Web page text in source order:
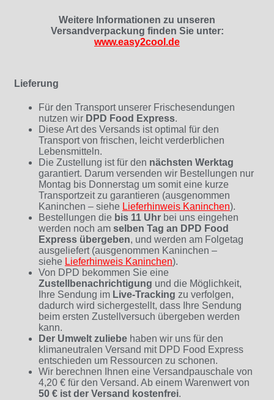
Weitere Informationen zu unseren
Versandverpackung finden Sie unter:
www.easy2cool.de
Lieferung
Für den Transport unserer Frischesendungen
nutzen wir DPD Food Express.
Diese Art des Versands ist optimal für den
Transport von frischen, leicht verderblichen
Lebensmitteln.
Die Zustellung ist für den nächsten Werktag
garantiert. Darum versenden wir Bestellungen nur
Montag bis Donnerstag um somit eine kurze
Transportzeit zu garantieren (ausgenommen
Kaninchen – siehe Lieferhinweis Kaninchen).
Bestellungen die bis 11 Uhr bei uns eingehen
werden noch am selben Tag an DPD Food
Express übergeben, und werden am Folgetag
ausgeliefert (ausgenommen Kaninchen –
siehe Lieferhinweis Kaninchen).
Von DPD bekommen Sie eine
Zustellbenachrichtigung und die Möglichkeit,
Ihre Sendung im Live-Tracking zu verfolgen,
dadurch wird sichergestellt, dass Ihre Sendung
beim ersten Zustellversuch übergeben werden
kann.
Der Umwelt zuliebe haben wir uns für den
klimaneutralen Versand mit DPD Food Express
entschieden um Ressourcen zu schonen.
Wir berechnen Ihnen eine Versandpauschale von
4,20 € für den Versand. Ab einem Warenwert von
50 € ist der Versand kostenfrei.